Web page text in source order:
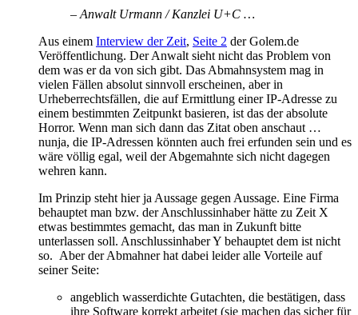
– Anwalt Urmann / Kanzlei U+C …
Aus einem Interview der Zeit, Seite 2 der Golem.de
Veröffentlichung. Der Anwalt sieht nicht das Problem von
dem was er da von sich gibt. Das Abmahnsystem mag in
vielen Fällen absolut sinnvoll erscheinen, aber in
Urheberrechtsfällen, die auf Ermittlung einer IP-Adresse zu
einem bestimmten Zeitpunkt basieren, ist das der absolute
Horror. Wenn man sich dann das Zitat oben anschaut …
nunja, die IP-Adressen könnten auch frei erfunden sein und es
wäre völlig egal, weil der Abgemahnte sich nicht dagegen
wehren kann.
Im Prinzip steht hier ja Aussage gegen Aussage. Eine Firma
behauptet man bzw. der Anschlussinhaber hätte zu Zeit X
etwas bestimmtes gemacht, das man in Zukunft bitte
unterlassen soll. Anschlussinhaber Y behauptet dem ist nicht
so. Aber der Abmahner hat dabei leider alle Vorteile auf
seiner Seite:
angeblich wasserdichte Gutachten, die bestätigen, dass
ihre Software korrekt arbeitet (sie machen das sicher für